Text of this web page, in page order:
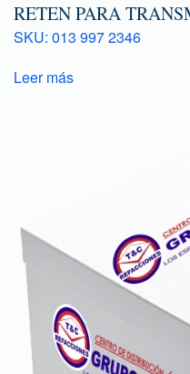
RETEN PARA
SKU: 013 997 2346
Leer más